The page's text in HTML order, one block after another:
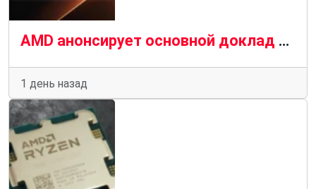
AMD анонсирует основной доклад на выставке IFA 2026, потенциально подготавливая почву для выпуска Ryzen AI Max Pro 400
1 день назад